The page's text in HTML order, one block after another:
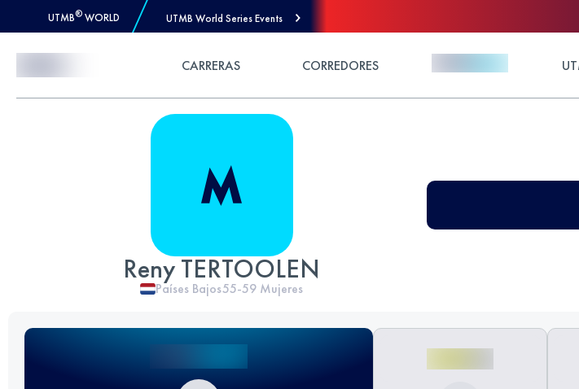
UTMB® WORLD UTMB World Series Events
CARRERAS CORREDORES
Reny TERTOOLEN
Países Bajos55-59 Mujeres